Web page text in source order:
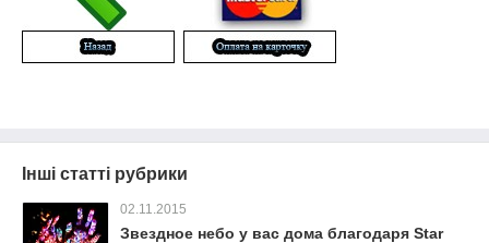
Інші статті рубрики
02.11.2015
Звездное небо у вас дома благодаря Star